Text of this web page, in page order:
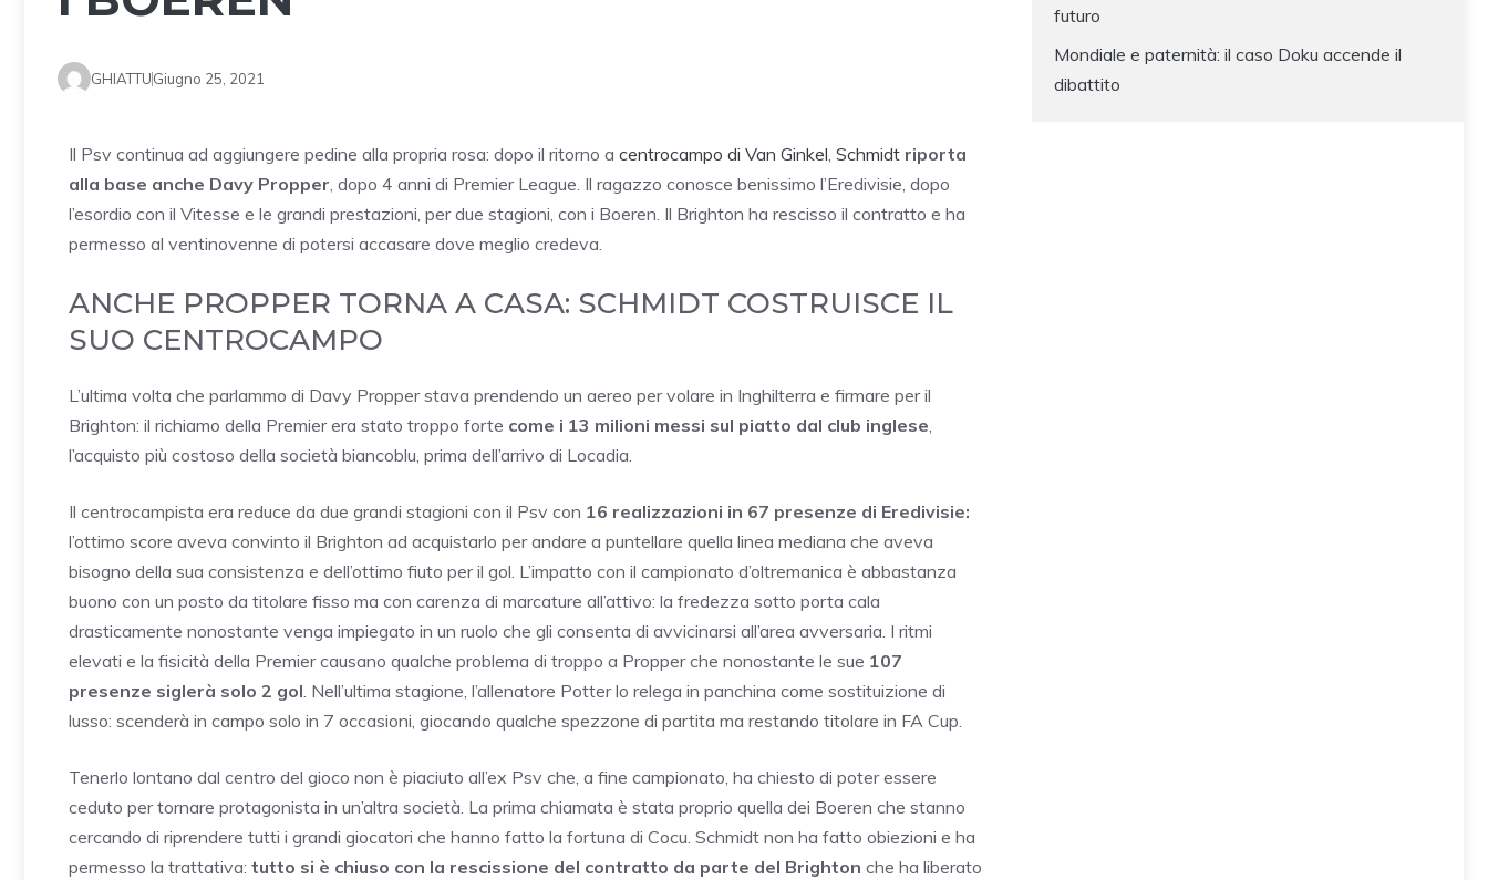
GHIATTUGiugno 25, 2021
Il Psv continua ad aggiungere pedine alla propria rosa: dopo il ritorno a centrocampo di Van Ginkel, Schmidt riporta
alla base anche Davy Propper, dopo 4 anni di Premier League. Il ragazzo conosce benissimo l’Eredivisie, dopo
l’esordio con il Vitesse e le grandi prestazioni, per due stagioni, con i Boeren. Il Brighton ha rescisso il contratto e ha
permesso al ventinovenne di potersi accasare dove meglio credeva.
ANCHE PROPPER TORNA A CASA: SCHMIDT COSTRUISCE IL
SUO CENTROCAMPO
L’ultima volta che parlammo di Davy Propper stava prendendo un aereo per volare in Inghilterra e firmare per il
Brighton: il richiamo della Premier era stato troppo forte come i 13 milioni messi sul piatto dal club inglese,
l’acquisto più costoso della società biancoblu, prima dell’arrivo di Locadia.
Il centrocampista era reduce da due grandi stagioni con il Psv con 16 realizzazioni in 67 presenze di Eredivisie:
l’ottimo score aveva convinto il Brighton ad acquistarlo per andare a puntellare quella linea mediana che aveva
bisogno della sua consistenza e dell’ottimo fiuto per il gol. L’impatto con il campionato d’oltremanica è abbastanza
buono con un posto da titolare fisso ma con carenza di marcature all’attivo: la fredezza sotto porta cala
drasticamente nonostante venga impiegato in un ruolo che gli consenta di avvicinarsi all’area avversaria. I ritmi
elevati e la fisicità della Premier causano qualche problema di troppo a Propper che nonostante le sue 107
presenze siglerà solo 2 gol. Nell’ultima stagione, l’allenatore Potter lo relega in panchina come sostituizione di
lusso: scenderà in campo solo in 7 occasioni, giocando qualche spezzone di partita ma restando titolare in FA Cup.
Tenerlo lontano dal centro del gioco non è piaciuto all’ex Psv che, a fine campionato, ha chiesto di poter essere
ceduto per tornare protagonista in un’altra società. La prima chiamata è stata proprio quella dei Boeren che stanno
cercando di riprendere tutti i grandi giocatori che hanno fatto la fortuna di Cocu. Schmidt non ha fatto obiezioni e ha
permesso la trattativa: tutto si è chiuso con la rescissione del contratto da parte del Brighton che ha liberato
futuro
Mondiale e paternità: il caso Doku accende il
dibattito